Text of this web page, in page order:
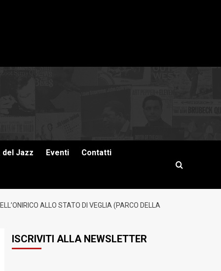
del Jazz Eventi Contatti
ALLO STATO DI VEGLIA (PARCO DELLA
ISCRIVITI ALLA NEWSLETTER